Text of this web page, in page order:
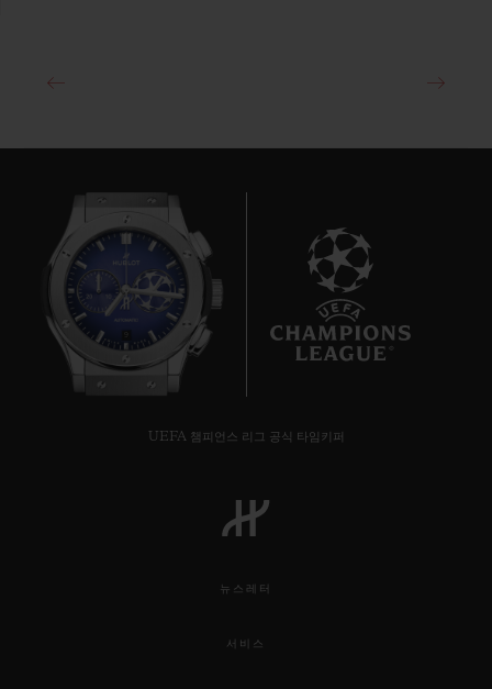
UEFA 챔피언스 리그 공식 타임키퍼
뉴스레터
서비스